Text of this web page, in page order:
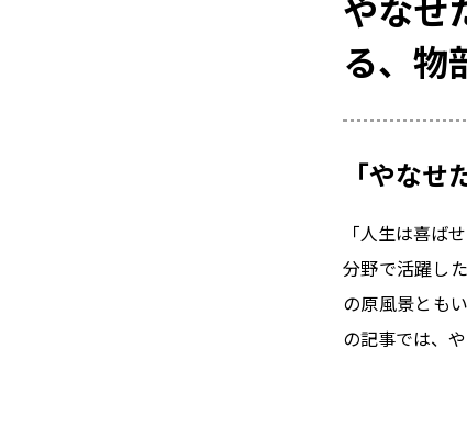
る、物
「やな
「人生は喜ば
分野で活躍し
の原風景とも
の記事では、